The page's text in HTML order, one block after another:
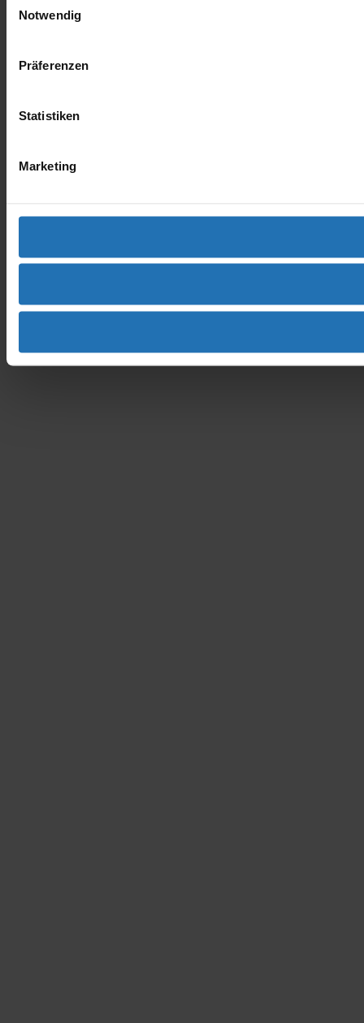
Notwendig
Präferenzen
Statistiken
Marketing